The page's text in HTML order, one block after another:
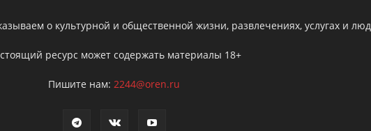
о культурной и общественной жизни, развлечениях, услугах и
ресурс может содержать материалы 18+
Пишите нам:2244@oren.ru